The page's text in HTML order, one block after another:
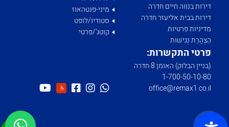
דירות בנווה חיים חדרה
דירות בבית אליעזר חדרה
מדיניות פרטיות
הַצְהָרַת נְגִישׁוּת
מיני-פנטהאוז
סטודיו/לופט
קוטג'/פרטי
פרטי התקשרות:
(בניין הבלוק) האומן 8 חדרה
1­-700­-50-­10-­80
office@remax1.co.il